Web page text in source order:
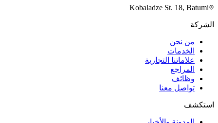
Kobaladze St. 18, Batumi
الشركة
من نحن
الخدمات
علاماتنا التجارية
المراجع
وظائف
تواصل معنا
استكشف